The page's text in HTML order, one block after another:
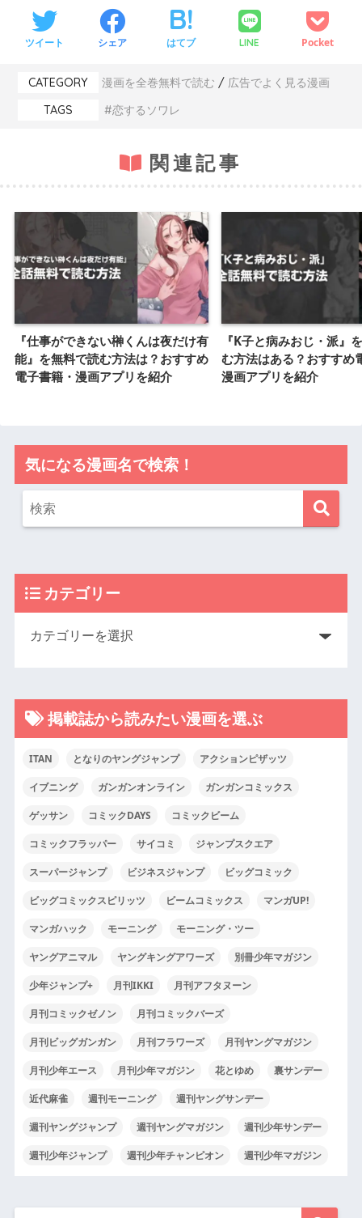
ツイート シェア はてブ LINE Pocket
CATEGORY 漫画を全巻無料で読む
広告でよく見る漫画
TAGS
恋するソワレ
関連記事
『仕事ができない榊くんは夜だけ有
能』を無料で読む方法は？おすすめ
電子書籍・漫画アプリを紹介
『K子と病みおじ・派』
む方法はある？おすすめ
漫画アプリを紹介
気になる漫画名で検索！
カテゴリー
掲載誌から読みたい漫画を選ぶ
ITAN となりのヤングジャンプ アクションピザッツ
イブニング ガンガンオンライン ガンガンコミックス
ゲッサン コミックDAYS コミックビーム
コミックフラッパー サイコミ ジャンプスクエア
スーパージャンプ ビジネスジャンプ ビッグコミック
ビッグコミックスピリッツ ビームコミックス マンガUP!
マンガハック モーニング モーニング・ツー
ヤングアニマル ヤングキングアワーズ 別冊少年マガジン
少年ジャンプ+ 月刊IKKI 月刊アフタヌーン
月刊コミックゼノン 月刊コミックバーズ
月刊ビッグガンガン 月刊フラワーズ 月刊ヤングマガジン
月刊少年エース 月刊少年マガジン 花とゆめ 裏サンデー
近代麻雀 週刊モーニング 週刊ヤングサンデー
週刊ヤングジャンプ 週刊ヤングマガジン 週刊少年サンデー
週刊少年ジャンプ 週刊少年チャンピオン 週刊少年マガジン